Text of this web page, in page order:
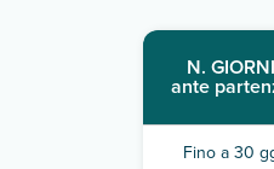
N. GIORNI
ante
Fino a 30